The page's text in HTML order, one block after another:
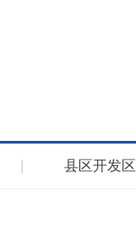
县区开发区